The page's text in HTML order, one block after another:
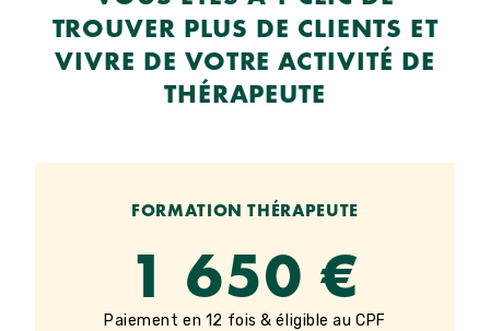
TROUVER PLUS DE CLIENTS ET
VIVRE DE VOTRE ACTIVITÉ DE
THÉRAPEUTE
FORMATION THÉRAPEUTE
1 650 €
Paiement en 12 fois & éligible au CPF